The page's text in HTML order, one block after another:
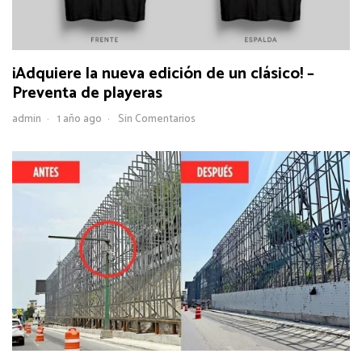
¡Adquiere la nueva edición de un clásico! –
Preventa de playeras
admin 1 año ago Sin Comentarios